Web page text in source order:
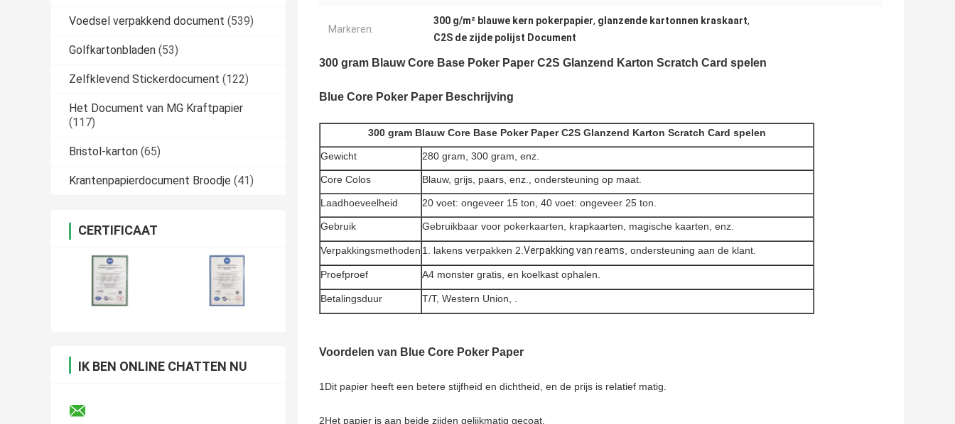
Voedsel verpakkend document (539)
Golfkartonbladen (53)
Zelfklevend Stickerdocument (122)
Het Document van MG Kraftpapier
(117)
Bristol-karton (65)
Krantenpapierdocument Broodje (41)
CERTIFICAAT
IK BEN ONLINE CHATTEN NU
Markeren:
300 g/m² blauwe kern pokerpapier, glanzende kartonnen kraskaart,
C2S de zijde polijst Document
300 gram Blauw Core Base Poker Paper C2S Glanzend Karton Scratch Card spelen
Blue Core Poker Paper Beschrijving
300 gram Blauw Core Base Poker Paper C2S Glanzend Karton Scratch Card spelen
Gewicht 280 gram, 300 gram, enz.
Core Colos Blauw, grijs, paars, enz., ondersteuning op maat.
Laadhoeveelheid 20 voet: ongeveer 15 ton, 40 voet: ongeveer 25 ton.
Gebruik Gebruikbaar voor pokerkaarten, krapkaarten, magische kaarten, enz.
Verpakkingsmethoden 1. lakens verpakken 2.Verpakking van reams, ondersteuning aan de klant.
Proefproef A4 monster gratis, en koelkast ophalen.
Betalingsduur T/T, Western Union, .
Voordelen van Blue Core Poker Paper
1Dit papier heeft een betere stijfheid en dichtheid, en de prijs is relatief matig.
2Het papier is aan beide zijden gelijkmatig gecoat.